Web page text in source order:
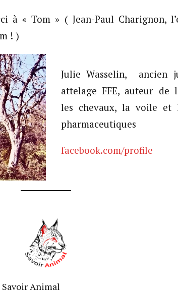
à « Tom » ( Jean-Paul Charignon,
! )
Julie Wasselin, ancien
attelage FFE, auteur de
les chevaux, la voile et
pharmaceutiques
facebook.com/profile
Savoir Animal